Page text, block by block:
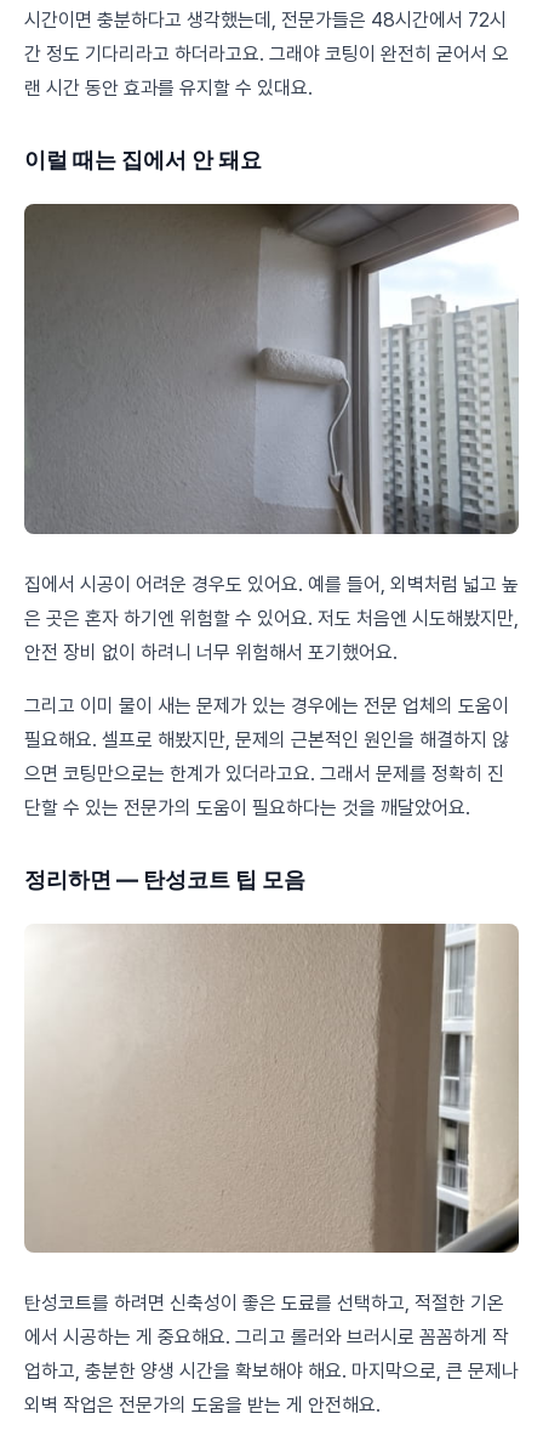
시간이면 충분하다고 생각했는데, 전문가들은 48시간에서 72시
간 정도 기다리라고 하더라고요. 그래야 코팅이 완전히 굳어서 오
랜 시간 동안 효과를 유지할 수 있대요.
이럴 때는 집에서 안 돼요
집에서 시공이 어려운 경우도 있어요. 예를 들어, 외벽처럼 넓고 높
은 곳은 혼자 하기엔 위험할 수 있어요. 저도 처음엔 시도해봤지만,
안전 장비 없이 하려니 너무 위험해서 포기했어요.
그리고 이미 물이 새는 문제가 있는 경우에는 전문 업체의 도움이
필요해요. 셀프로 해봤지만, 문제의 근본적인 원인을 해결하지 않
으면 코팅만으로는 한계가 있더라고요. 그래서 문제를 정확히 진
단할 수 있는 전문가의 도움이 필요하다는 것을 깨달았어요.
정리하면 — 탄성코트 팁 모음
탄성코트를 하려면 신축성이 좋은 도료를 선택하고, 적절한 기온
에서 시공하는 게 중요해요. 그리고 롤러와 브러시로 꼼꼼하게 작
업하고, 충분한 양생 시간을 확보해야 해요. 마지막으로, 큰 문제나
외벽 작업은 전문가의 도움을 받는 게 안전해요.